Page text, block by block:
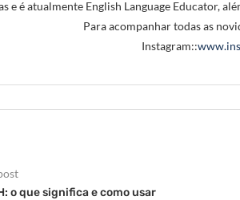
e é atualmente English Language Educator,
Para acompanhar todas as
Instagram::
o que significa e como usar